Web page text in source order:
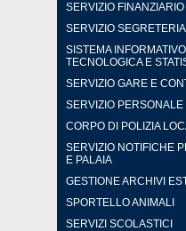
SERVIZIO FINANZIARIO
SERVIZIO SEGRETERIA
SISTEMA
TECNOLOGICA E
SERVIZIO GARE E
SERVIZIO PERSONALE
CORPO DI POLIZIA
SERVIZIO NOTIFICHE
E PALAIA
GESTIONE ARCHIVI
SPORTELLO ANIMALI
SERVIZI SCOLASTICI